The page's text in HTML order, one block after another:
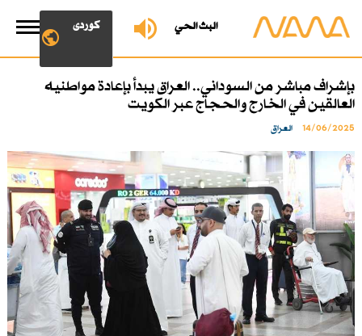
البث الحي کوردی
بإشراف مباشر من السوداني.. العراق يبدأ بإعادة مواطنيه
العالقين في الخارج والحجاج عبر الكويت
14/06/2025 العراق